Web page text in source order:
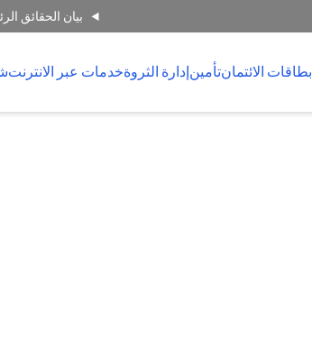
بيان الحقائق
بطاقات الائتمانتأمينإدارة الثروةخدمات عبر الانترنت